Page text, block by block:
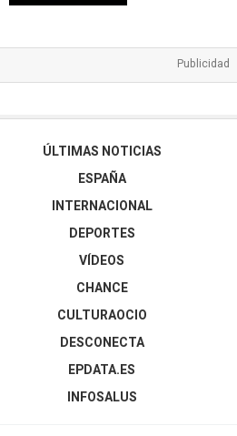
ÚLTIMAS NOTICIAS
ESPAÑA
INTERNACIONAL
DEPORTES
VÍDEOS
CHANCE
CULTURAOCIO
DESCONECTA
EPDATA.ES
INFOSALUS